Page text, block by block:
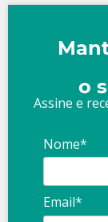
o
Assine e
Nome*
Email*